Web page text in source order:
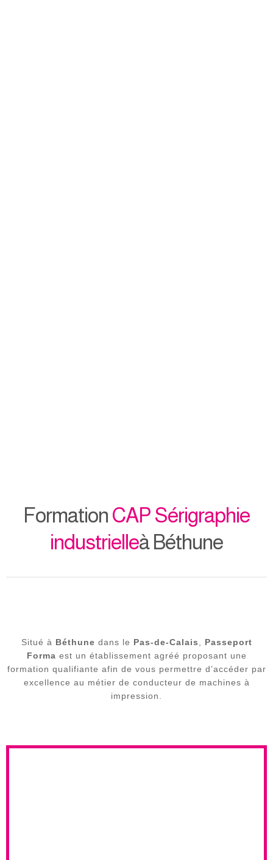
Formation CAP Sérigraphie
industrielleà Béthune
Situé à Béthune dans le Pas-de-Calais, Passeport
Forma est un établissement agréé proposant une
formation qualifiante afin de vous permettre d’accéder par
excellence au métier de conducteur de machines à
impression.